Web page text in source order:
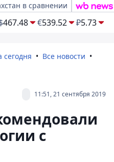
в сравнении
467.48 €539.52 ₽5.73
сегодня
Все новости
11:51, 21 сентября 2019
с